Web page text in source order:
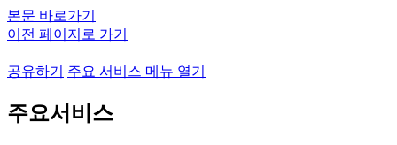
본문 바로가기
이전 페이지로 가기
공유하기 주요 서비스 메뉴 열기
주요서비스